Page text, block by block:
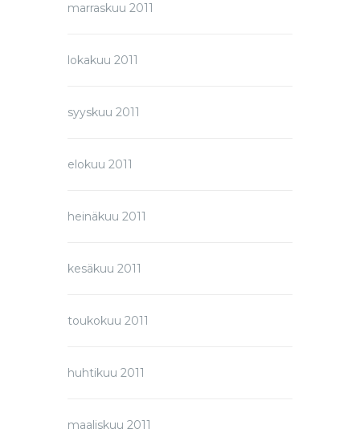
marraskuu 2011
lokakuu 2011
syyskuu 2011
elokuu 2011
heinäkuu 2011
kesäkuu 2011
toukokuu 2011
huhtikuu 2011
maaliskuu 2011